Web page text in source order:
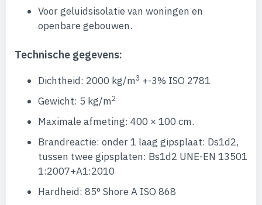
Voor geluidsisolatie van woningen en
openbare gebouwen.
Technische gegevens:
Dichtheid: 2000 kg/m3 +-3% ISO 2781
Gewicht: 5 kg/m2
Maximale afmeting: 400 × 100 cm.
Brandreactie: onder 1 laag gipsplaat: Ds1d2,
tussen twee gipsplaten: Bs1d2 UNE-EN 13501
1:2007+A1:2010
Hardheid: 85° Shore A ISO 868